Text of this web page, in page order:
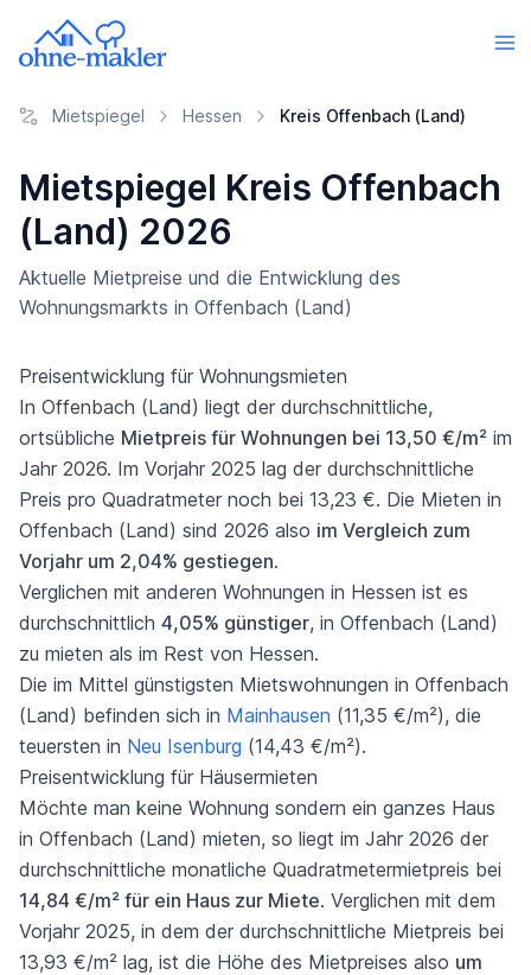
Mietspiegel Hessen Kreis Offenbach (Land)
Mietspiegel Kreis Offenbach
(Land) 2026
Aktuelle Mietpreise und die Entwicklung des
Wohnungsmarkts in Offenbach (Land)
Preisentwicklung für Wohnungsmieten
In Offenbach (Land) liegt der durchschnittliche,
ortsübliche Mietpreis für Wohnungen bei 13,50 €/m² im
Jahr 2026. Im Vorjahr 2025 lag der durchschnittliche
Preis pro Quadratmeter noch bei 13,23 €. Die Mieten in
Offenbach (Land) sind 2026 also im Vergleich zum
Vorjahr um 2,04% gestiegen.
Verglichen mit anderen Wohnungen in Hessen ist es
durchschnittlich 4,05% günstiger, in Offenbach (Land)
zu mieten als im Rest von Hessen.
Die im Mittel günstigsten Mietswohnungen in Offenbach
(Land) befinden sich in Mainhausen (11,35 €/m²), die
teuersten in Neu Isenburg (14,43 €/m²).
Preisentwicklung für Häusermieten
Möchte man keine Wohnung sondern ein ganzes Haus
in Offenbach (Land) mieten, so liegt im Jahr 2026 der
durchschnittliche monatliche Quadratmetermietpreis bei
14,84 €/m² für ein Haus zur Miete. Verglichen mit dem
Vorjahr 2025, in dem der durchschnittliche Mietpreis bei
13,93 €/m² lag, ist die Höhe des Mietpreises also um